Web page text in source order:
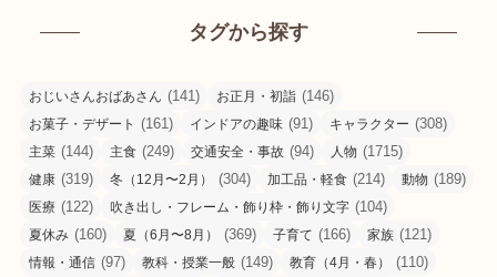
タグから探す
おじいさんおばあさん (141) お正月・初詣 (146)
お菓子・デザート (161) インドアの趣味 (91) キャラクター (308)
主菜 (144) 主食 (249) 交通安全・事故 (94) 人物 (1715)
健康 (319) 冬（12月〜2月） (304) 加工品・軽食 (214) 動物 (189)
医療 (122) 吹き出し・フレーム・飾り枠・飾り文字 (104)
夏休み (160) 夏（6月〜8月） (369) 子育て (166) 家族 (121)
情報・通信 (97) 教科・授業一般 (149) 教育（4月・春） (110)